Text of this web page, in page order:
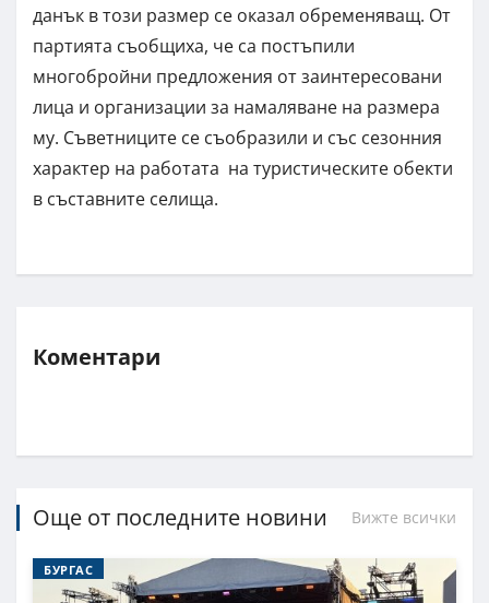
данък в този размер се оказал обременяващ. От
партията съобщиха, че са постъпили
многобройни предложения от заинтересовани
лица и организации за намаляване на размера
му. Съветниците се съобразили и със сезонния
характер на работата на туристическите обекти
в съставните селища.
Коментари
Още от последните новини Вижте всички
БУРГАС